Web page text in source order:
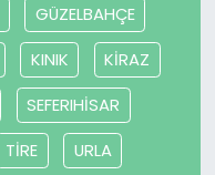
GÜZELBAHÇE
KINIK
KİRAZ
SEFERIHİSAR
TİRE
URLA